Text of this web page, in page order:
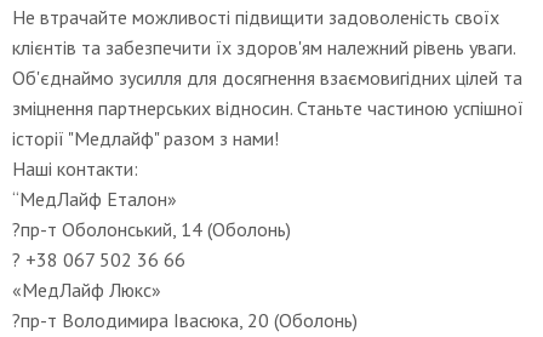
Не втрачайте можливості підвищити задоволеність своїх
клієнтів та забезпечити їх здоров'ям належний рівень уваги.
Об'єднаймо зусилля для досягнення взаємовигідних цілей та
зміцнення партнерських відносин. Станьте частиною успішної
історії "Медлайф" разом з нами!
Наші контакти:
“МедЛайф Еталон»
?пр-т Оболонський, 14 (Оболонь)
? +38 067 502 36 66
«МедЛайф Люкс»
?пр-т Володимира Івасюка, 20 (Оболонь)